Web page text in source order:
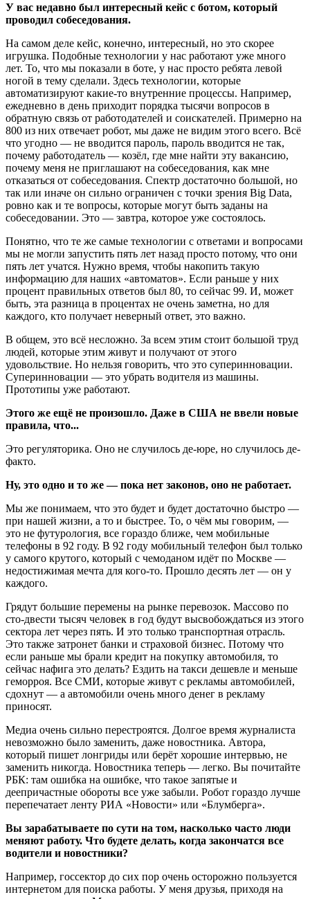
У вас недавно был интересный кейс с ботом, который
проводил собеседования.
На самом деле кейс, конечно, интересный, но это скорее
игрушка. Подобные технологии у нас работают уже много
лет. То, что мы показали в боте, у нас просто ребята левой
ногой в тему сделали. Здесь технологии, которые
автоматизируют какие-то внутренние процессы. Например,
ежедневно в день приходит порядка тысячи вопросов в
обратную связь от работодателей и соискателей. Примерно на
800 из них отвечает робот, мы даже не видим этого всего. Всё
что угодно — не вводится пароль, пароль вводится не так,
почему работодатель — козёл, где мне найти эту вакансию,
почему меня не приглашают на собеседования, как мне
отказаться от собеседования. Спектр достаточно большой, но
так или иначе он сильно ограничен с точки зрения Big Data,
ровно как и те вопросы, которые могут быть заданы на
собеседовании. Это — завтра, которое уже состоялось.
Понятно, что те же самые технологии с ответами и вопросами
мы не могли запустить пять лет назад просто потому, что они
пять лет учатся. Нужно время, чтобы накопить такую
информацию для наших «автоматов». Если раньше у них
процент правильных ответов был 80, то сейчас 99. И, может
быть, эта разница в процентах не очень заметна, но для
каждого, кто получает неверный ответ, это важно.
В общем, это всё несложно. За всем этим стоит большой труд
людей, которые этим живут и получают от этого
удовольствие. Но нельзя говорить, что это суперинновации.
Суперинновации — это убрать водителя из машины.
Прототипы уже работают.
Этого же ещё не произошло. Даже в США не ввели новые
правила, что...
Это регуляторика. Оно не случилось де-юре, но случилось де-
факто.
Ну, это одно и то же — пока нет законов, оно не работает.
Мы же понимаем, что это будет и будет достаточно быстро —
при нашей жизни, а то и быстрее. То, о чём мы говорим, —
это не футурология, все гораздо ближе, чем мобильные
телефоны в 92 году. В 92 году мобильный телефон был только
у самого крутого, который с чемоданом идёт по Москве —
недостижимая мечта для кого-то. Прошло десять лет — он у
каждого.
Грядут большие перемены на рынке перевозок. Массово по
сто-двести тысяч человек в год будут высвобождаться из этого
сектора лет через пять. И это только транспортная отрасль.
Это также затронет банки и страховой бизнес. Потому что
если раньше мы брали кредит на покупку автомобиля, то
сейчас нафига это делать? Ездить на такси дешевле и меньше
геморроя. Все СМИ, которые живут с рекламы автомобилей,
сдохнут — а автомобили очень много денег в рекламу
приносят.
Медиа очень сильно перестроятся. Долгое время журналиста
невозможно было заменить, даже новостника. Автора,
который пишет лонгриды или берёт хорошие интервью, не
заменить никогда. Новостника теперь — легко. Вы почитайте
РБК: там ошибка на ошибке, что такое запятые и
деепричастные обороты все уже забыли. Робот гораздо лучше
перепечатает ленту РИА «Новости» или «Блумберга».
Вы зарабатываете по сути на том, насколько часто люди
меняют работу. Что будете делать, когда закончатся все
водители и новостники?
Например, госсектор до сих пор очень осторожно пользуется
интернетом для поиска работы. У меня друзья, приходя на